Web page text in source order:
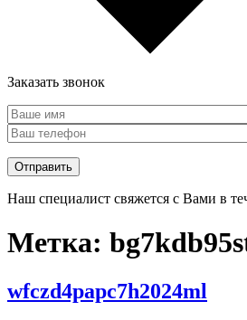
Заказать звонок
Наш специалист свяжется с Вами в
Метка:
wfczd4papc7h2024ml